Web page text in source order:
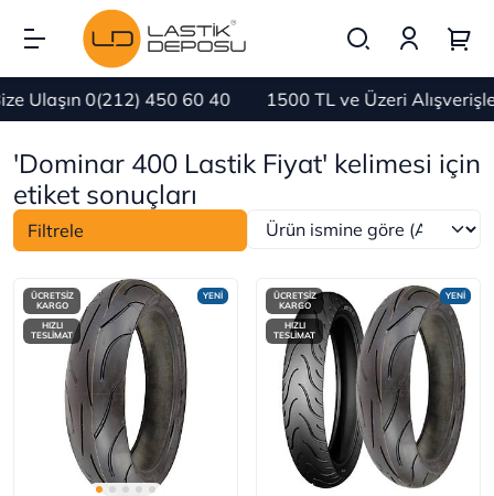
Ulaşın 0(212) 450 60 40 1500 TL ve Üzeri
'Dominar 400 Lastik Fiyat' kelimesi için
etiket sonuçları
Filtrele
YENİ
ÜCRETSİZ
KARGO
HIZLI
TESLİMAT
YENİ
ÜCRETSİZ
KARGO
HIZLI
TESLİMAT